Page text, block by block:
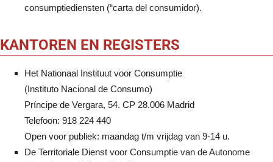
consumptiediensten (“carta del consumidor).
KANTOREN EN REGISTERS
Het Nationaal Instituut voor Consumptie
(Instituto Nacional de Consumo)
Príncipe de Vergara, 54. CP 28.006 Madrid
Telefoon: 918 224 440
Open voor publiek: maandag t/m vrijdag van 9-14 u.
De Territoriale Dienst voor Consumptie van de Autonome